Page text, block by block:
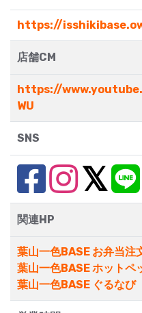
https://
店舗CM
https://
WU
SNS
関連HP
葉山一色BASE お弁当注
葉山一色BASE ホットペ
葉山一色BASE ぐるなび